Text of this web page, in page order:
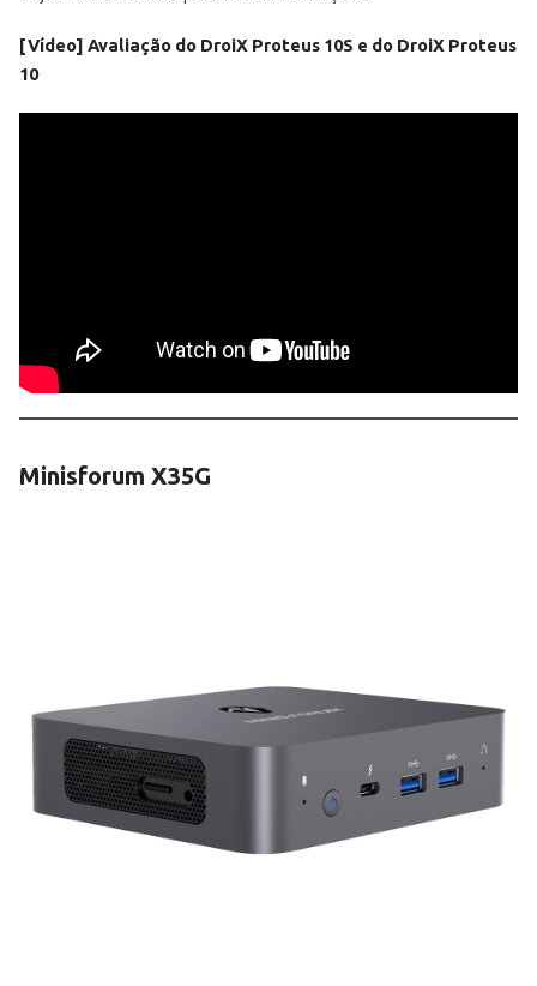
[Vídeo] Avaliação do DroiX Proteus 10S e do DroiX Proteus
10
Minisforum X35G